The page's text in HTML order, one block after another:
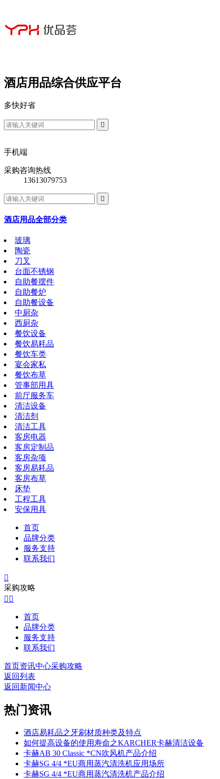
酒店用品综合供应平台
多快好省

手机端
采购咨询热线
13613079753

酒店用品全部分类
玻璃
陶瓷
刀叉
台面不锈钢
自助餐摆件
自助餐炉
自助餐设备
中厨杂
西厨杂
餐饮设备
餐饮易耗品
餐饮车类
宴会家私
餐饮布草
管事部用具
前厅服务车
清洁设备
清洁剂
清洁工具
客房电器
客房定制品
客房杂项
客房易耗品
客房布草
床垫
工程工具
安保用具
首页
品牌分类
服务支持
联系我们

采购攻略
 
首页
品牌分类
服务支持
联系我们
首页资讯中心采购攻略
返回列表
返回新闻中心
热门资讯
酒店易耗品之牙刷材质种类及特点
如何提高设备的使用寿命之KARCHER卡赫清洁设备
卡赫AB 30 Classic *CN吹风机产品介绍
卡赫SG 4/4 *EU商用蒸汽清洗机应用场所
卡赫SG 4/4 *EU商用蒸汽清洗机产品介绍